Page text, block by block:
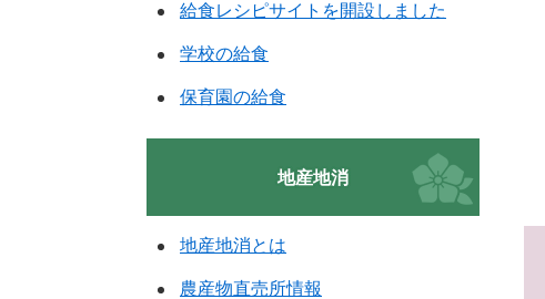
給食レシピサイトを開設しました
学校の給食
保育園の給食
地産地消
地産地消とは
農産物直売所情報